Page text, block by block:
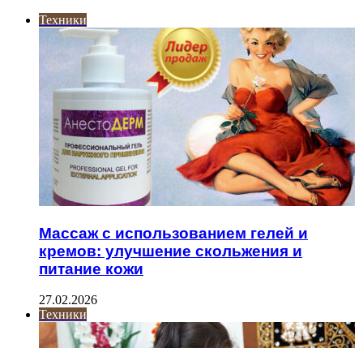
Техники
Массаж с использованием гелей и
кремов: улучшение скольжения и
питание кожи
27.02.2026
Техники